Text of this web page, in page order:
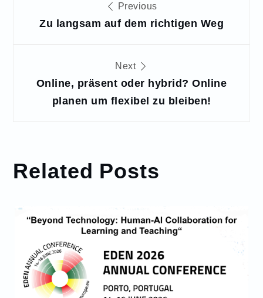
Previous
Zu langsam auf dem richtigen Weg
Next
Online, präsent oder hybrid? Online
planen um flexibel zu bleiben!
Related Posts